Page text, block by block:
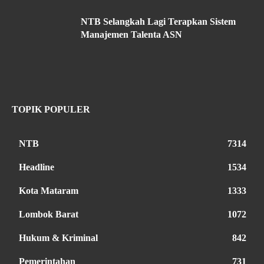
NTB Selangkah Lagi Terapkan Sistem
Manajemen Talenta ASN
TOPIK POPULER
NTB 7314
Headline 1534
Kota Mataram 1333
Lombok Barat 1072
Hukum & Kriminal 842
Pemerintahan 731